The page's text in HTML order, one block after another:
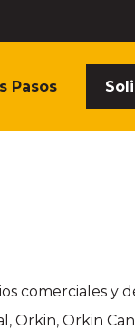
Pasos
comerciales y
Orkin, Orkin